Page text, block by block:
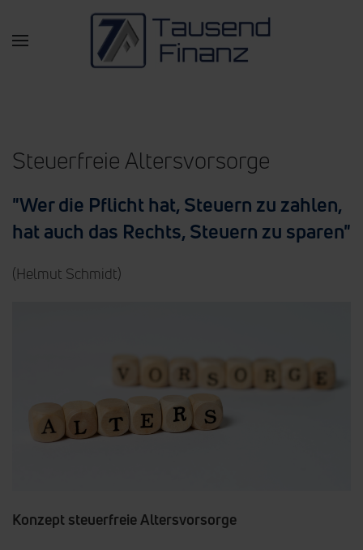
Zum Hauptinhalt springen
Steuerfreie Altersvorsorge
"Wer die Pflicht hat, Steuern zu zahlen,
hat auch das Rechts, Steuern zu sparen"
(Helmut Schmidt)
Konzept steuerfreie Altersvorsorge